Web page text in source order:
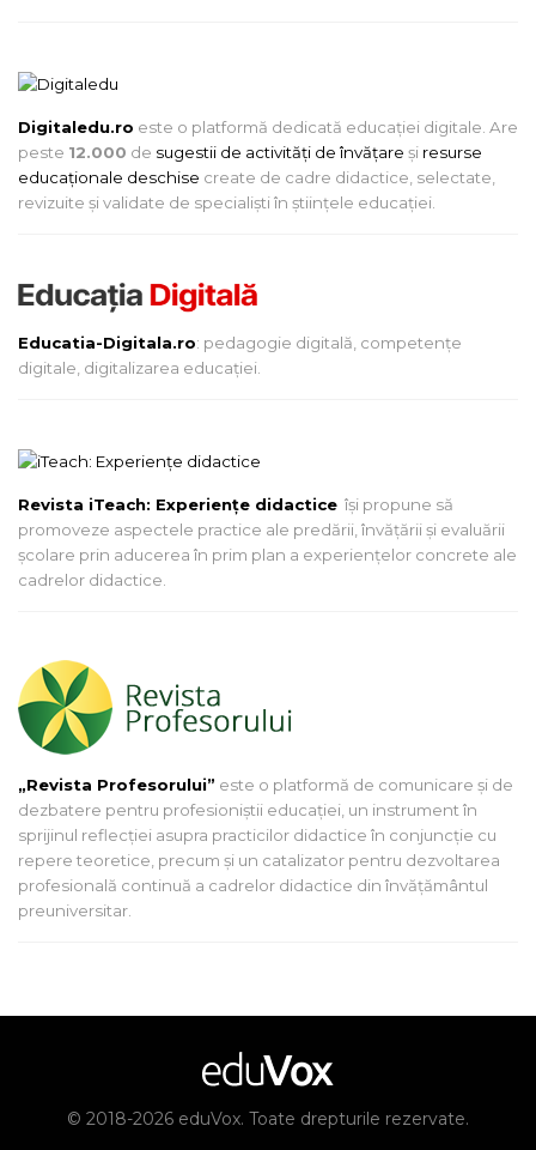
Digitaledu.ro este o platformă dedicată educației digitale. Are
peste 12.000 de sugestii de activități de învățare și resurse
educaționale deschise create de cadre didactice, selectate,
revizuite și validate de specialiști în științele educației.
Educatia-Digitala.ro: pedagogie digitală, competențe
digitale, digitalizarea educației.
Revista iTeach: Experienţe didactice îşi propune să
promoveze aspectele practice ale predării, învăţării şi evaluării
şcolare prin aducerea în prim plan a experienţelor concrete ale
cadrelor didactice.
„Revista Profesorului” este o platformă de comunicare și de
dezbatere pentru profesioniștii educației, un instrument în
sprijinul reflecției asupra practicilor didactice în conjuncție cu
repere teoretice, precum și un catalizator pentru dezvoltarea
profesională continuă a cadrelor didactice din învățământul
preuniversitar.
© 2018-2026 eduVox. Toate drepturile rezervate.